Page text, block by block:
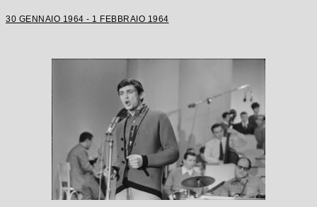
30 GENNAIO 1964 - 1 FEBBRAIO 1964